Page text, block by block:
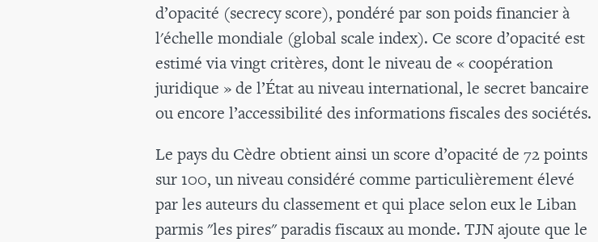
d’opacité (secrecy score), pondéré par son poids financier à
l'échelle mondiale (global scale index). Ce score d’opacité est
estimé via vingt critères, dont le niveau de « coopération
juridique » de l’État au niveau international, le secret bancaire
ou encore l’accessibilité des informations fiscales des sociétés.
Le pays du Cèdre obtient ainsi un score d’opacité de 72 points
sur 100, un niveau considéré comme particulièrement élevé
par les auteurs du classement et qui place selon eux le Liban
parmis "les pires" paradis fiscaux au monde. TJN ajoute que le